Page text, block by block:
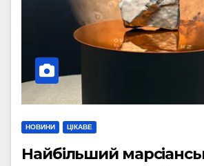
НОВИНИ ЦІКАВЕ
Найбільший